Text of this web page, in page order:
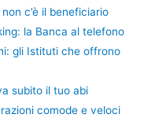
c’è il beneficiario
la Banca al telefono
gli Istituti che offrono
subito il tuo abi
comode e veloci